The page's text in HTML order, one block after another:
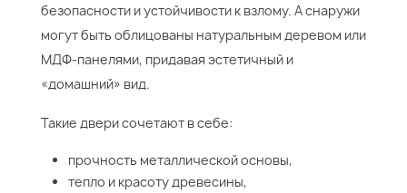
безопасности и устойчивости к взлому. А снаружи
могут быть облицованы натуральным деревом или
МДФ-панелями, придавая эстетичный и
«домашний» вид.
Такие двери сочетают в себе:
прочность металлической основы,
тепло и красоту древесины,